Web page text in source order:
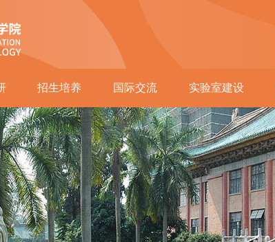
招生培养 国际交流 实验室建设